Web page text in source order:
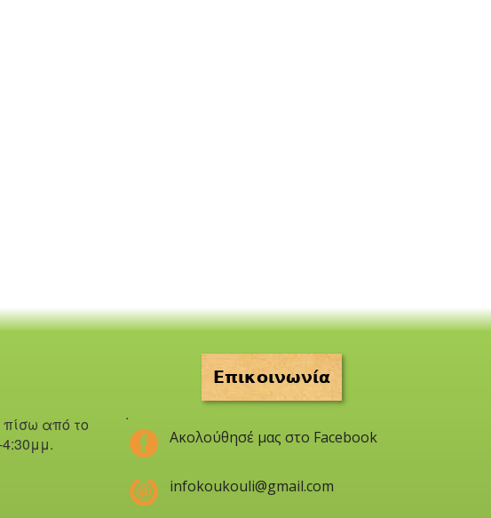
πίσω από το
Επικοινωνία
.
Ακολούθησέ μας στο Facebook
infokoukouli@gmail.com